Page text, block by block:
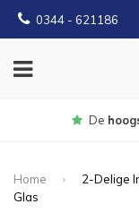
0344 - 621186
Home
2-Delige
Glas